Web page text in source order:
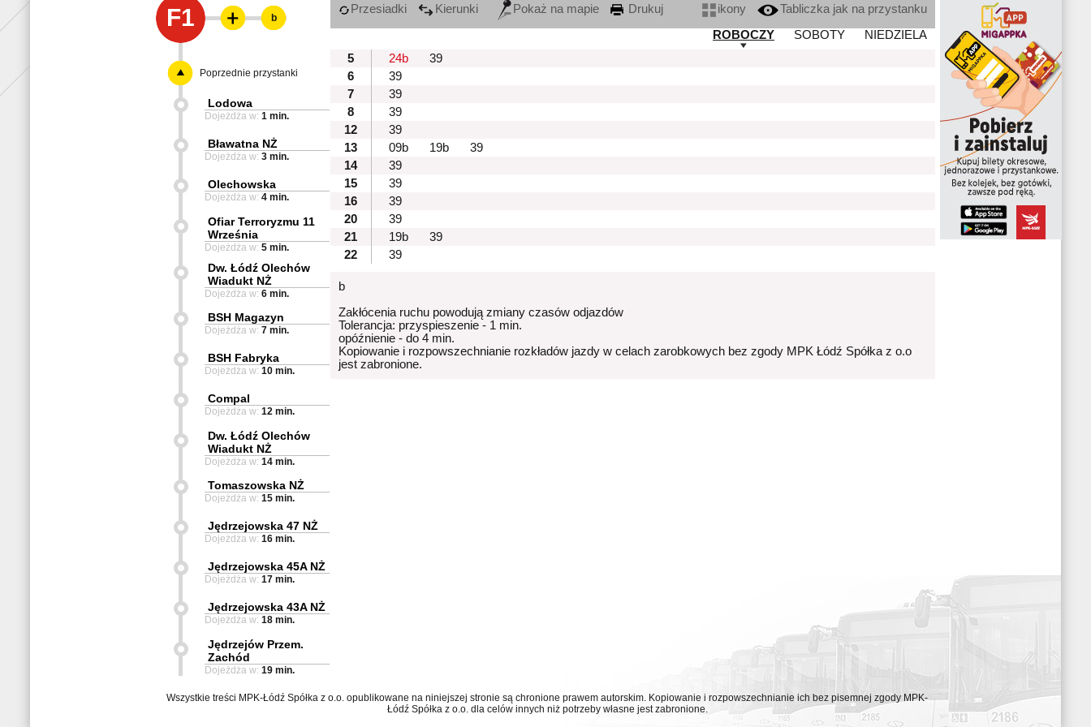
F1 Przesiadki Kierunki Pokaż na mapie Drukuj ikony
Tabliczka jak na przystanku
ROBOCZY
SOBOTY
NIEDZIELA
5
24b
39
6
39
7
39
8
39
12
39
13
09b 19b
39
14
39
15
39
16
39
20
39
21
19b
39
22
39
b
Zakłócenia ruchu powodują zmiany czasów odjazdów
Tolerancja: przyspieszenie - 1 min.
opóźnienie - do 4 min.
Kopiowanie i rozpowszechnianie rozkładów jazdy w celach zarobkowych bez zgody MPK Łódź Spółka z o.o
jest zabronione.
b
Poprzednie przystanki
Lodowa
Dojeżdża w: 1 min.
Bławatna NŻ
Dojeżdża w: 3 min.
Olechowska
Dojeżdża w: 4 min.
Ofiar Terroryzmu 11
Września
Dojeżdża w: 5 min.
Dw. Łódź Olechów
Wiadukt NŻ
Dojeżdża w: 6 min.
BSH Magazyn
Dojeżdża w: 7 min.
BSH Fabryka
Dojeżdża w: 10 min.
Compal
Dojeżdża w: 12 min.
Dw. Łódź Olechów
Wiadukt NŻ
Dojeżdża w: 14 min.
Tomaszowska NŻ
Dojeżdża w: 15 min.
Jędrzejowska 47 NŻ
Dojeżdża w: 16 min.
Jędrzejowska 45A NŻ
Dojeżdża w: 17 min.
Jędrzejowska 43A NŻ
Dojeżdża w: 18 min.
Jędrzejów Przem.
Zachód
Dojeżdża w: 19 min.
Wszystkie treści MPK-Łódź Spółka z o.o. opublikowane na niniejszej stronie są chronione prawem autorskim. Kopiowanie i rozpowszechnianie ich bez pisemnej zgody MPK-
Łódź Spółka z o.o. dla celów innych niż potrzeby własne jest zabronione.